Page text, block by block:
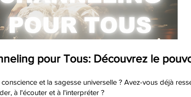
pour Tous: Découvrez le
et la sagesse universelle ? Avez-vous déjà
à l'écouter et à l'interpréter ?